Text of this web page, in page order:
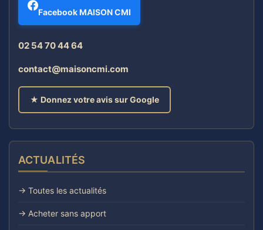
Facebook MAISON CMI
02 54 70 44 64
contact@maisoncmi.com
★ Donnez votre avis sur Google
ACTUALITÉS
→ Toutes les actualités
→ Acheter sans apport